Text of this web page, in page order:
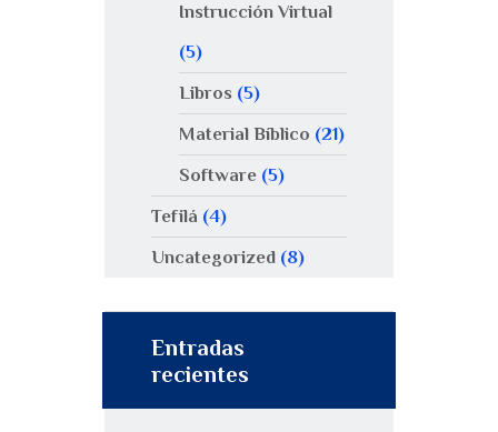
Instrucción Virtual
(5)
Libros (5)
Material Bíblico (21)
Software(5)
Tefilá (4)
Uncategorized (8)
Entradas
recientes